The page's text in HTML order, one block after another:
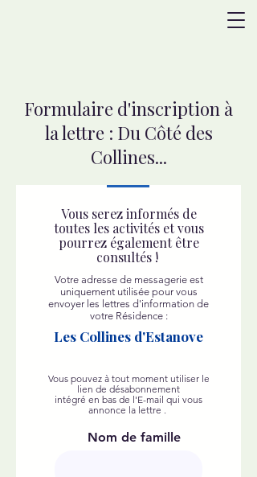
Formulaire d'inscription à
la lettre : Du Côté des
Collines...
Vous serez informés de
toutes les activités et vous
pourrez également être
consultés !
Votre adresse de messagerie est
uniquement utilisée pour vous
envoyer les lettres d'information de
votre Résidence :
Les Collines d'Estanove
Vous pouvez à tout moment utiliser le
lien de désabonnement
intégré en bas de l'E-mail qui vous
annonce la lettre .
Nom de famille